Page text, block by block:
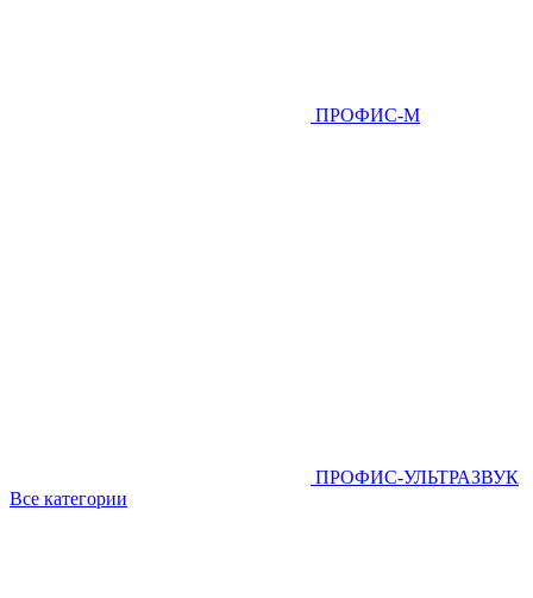
ПРОФИС-М
ПРОФИС-УЛЬТРАЗВУК
Все категории